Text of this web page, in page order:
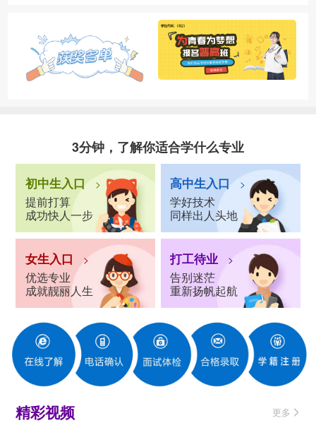
3分钟，了解你适合学什么专业
初中生入口 >
提前打算
成功快人一步
高中生入口 >
学好技术
同样出人头地
女生入口 >
优选专业
成就靓丽人生
打工待业 >
告别迷茫
重新扬帆起航
精彩视频 更多